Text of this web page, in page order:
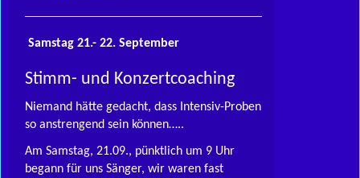
Samstag 21.- 22. September
Stimm- und Konzertcoaching
Niemand hätte gedacht, dass Intensiv-Proben
so anstrengend sein können…..
Am Samstag, 21.09., pünktlich um 9 Uhr
begann für uns Sänger, wir waren fast